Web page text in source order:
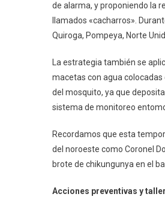
de alarma, y proponiendo la
llamados «cacharros».
Quiroga, Pompeya, Norte
La estrategia también se
macetas con agua
del mosquito, ya que
sistema de monitoreo
Recordamos que esta
del noroeste como Coronel
brote de chikungunya en el
Acciones preventivas y